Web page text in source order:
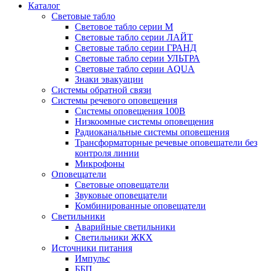
Каталог
Световые табло
Световое табло серии М
Световые табло серии ЛАЙТ
Световые табло серии ГРАНД
Световые табло серии УЛЬТРА
Световые табло серии AQUA
Знаки эвакуации
Системы обратной связи
Системы речевого оповещения
Системы оповещения 100В
Низкоомные системы оповещения
Радиоканальные системы оповещения
Трансформаторные речевые оповещатели без
контроля линии
Микрофоны
Оповещатели
Световые оповещатели
Звуковые оповещатели
Комбинированные оповещатели
Светильники
Аварийные светильники
Светильники ЖКХ
Источники питания
Импульс
ББП